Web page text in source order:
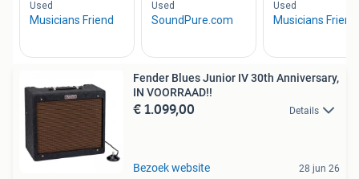
Fender Blues Junior IV 30th Anniversary,
IN VOORRAAD!!
€ 1.099,00 Details
Bezoek website 28 jun 26